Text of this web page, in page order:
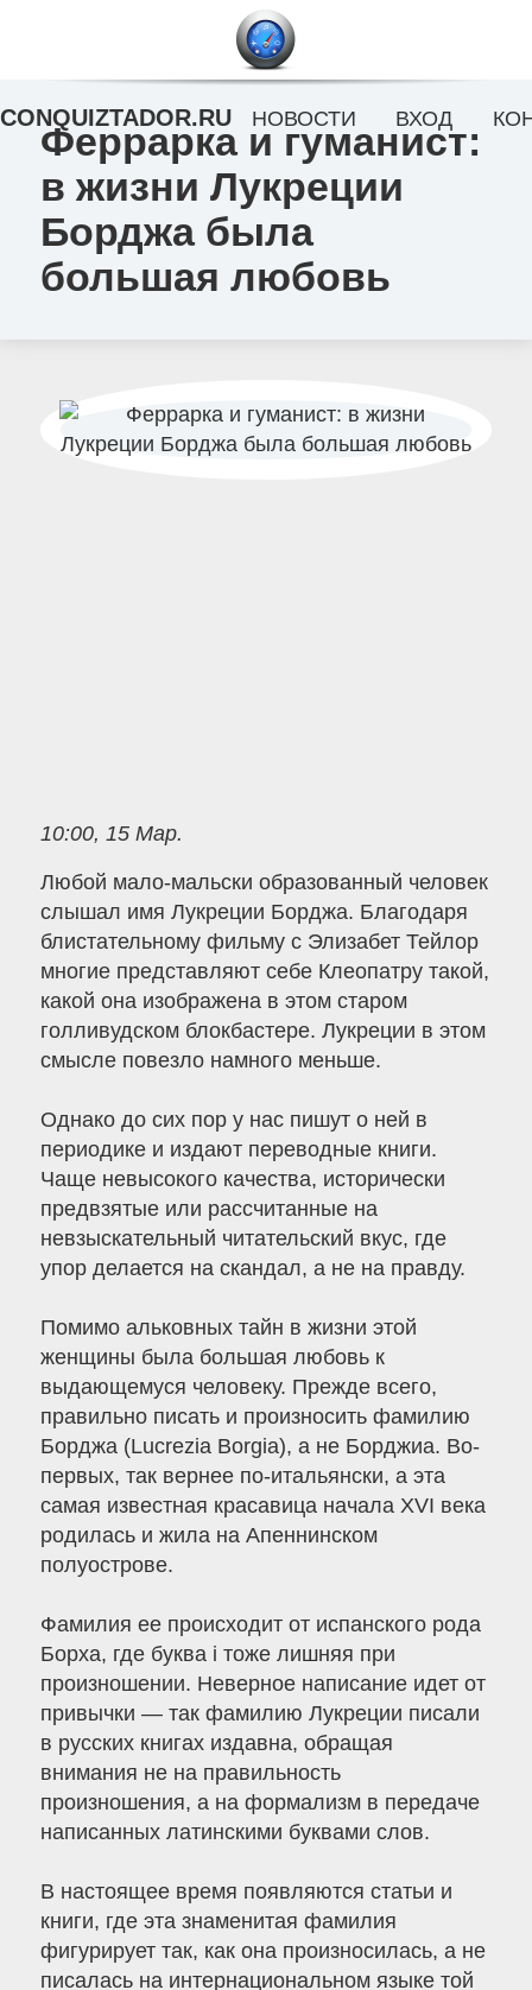
Феррарка и гуманист:
в жизни Лукреции
Борджа была
большая любовь
10:00, 15 Мар.
Любой мало-мальски образованный человек
слышал имя Лукреции Борджа. Благодаря
блистательному фильму с Элизабет Тейлор
многие представляют себе Клеопатру такой,
какой она изображена в этом старом
голливудском блокбастере. Лукреции в этом
смысле повезло намного меньше.
Однако до сих пор у нас пишут о ней в
периодике и издают переводные книги.
Чаще невысокого качества, исторически
предвзятые или рассчитанные на
невзыскательный читательский вкус, где
упор делается на скандал, а не на правду.
Помимо альковных тайн в жизни этой
женщины была большая любовь к
выдающемуся человеку. Прежде всего,
правильно писать и произносить фамилию
Борджа (Lucrezia Borgia), а не Борджиа. Во-
первых, так вернее по-итальянски, а эта
самая известная красавица начала XVI века
родилась и жила на Апеннинском
полуострове.
Фамилия ее происходит от испанского рода
Борха, где буква i тоже лишняя при
произношении. Неверное написание идет от
привычки — так фамилию Лукреции писали
в русских книгах издавна, обращая
внимания не на правильность
произношения, а на формализм в передаче
написанных латинскими буквами слов.
В настоящее время появляются статьи и
книги, где эта знаменитая фамилия
фигурирует так, как она произносилась, а не
писалась на интернациональном языке той
CONQUIZTADOR.RU НОВОСТИ ВХОД